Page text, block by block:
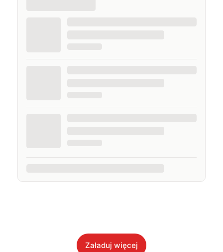
Załaduj więcej